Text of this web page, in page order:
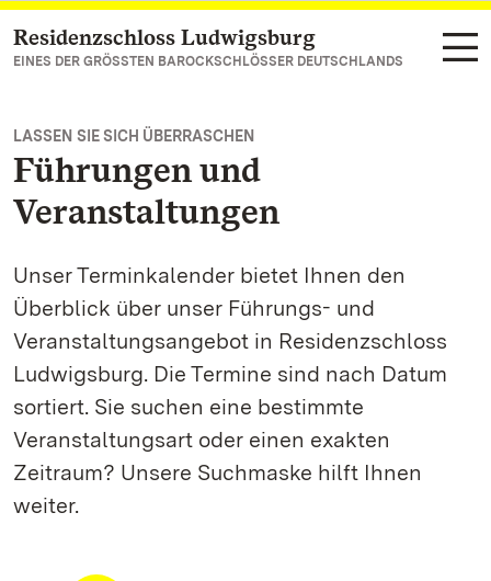
Zum Hauptinhalt springen
Residenzschloss Ludwigsburg
EINES DER GRÖSSTEN BAROCKSCHLÖSSER DEUTSCHLANDS
LASSEN SIE SICH ÜBERRASCHEN
Führungen und
Veranstaltungen
Unser Terminkalender bietet Ihnen den
Überblick über unser Führungs- und
Veranstaltungsangebot in Residenzschloss
Ludwigsburg. Die Termine sind nach Datum
sortiert. Sie suchen eine bestimmte
Veranstaltungsart oder einen exakten
Zeitraum? Unsere Suchmaske hilft Ihnen
weiter.